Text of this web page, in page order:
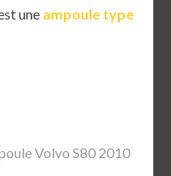
une ampoule type
Volvo S80 2010